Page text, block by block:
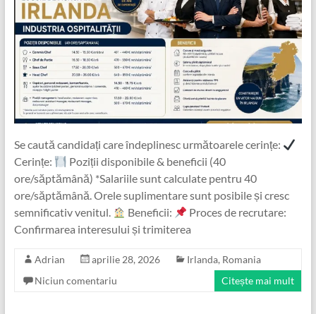
Se caută candidați care îndeplinesc următoarele cerințe:
Cerințe:
Poziții disponibile & beneficii (40
ore/săptămână) *Salariile sunt calculate pentru 40
ore/săptămână. Orele suplimentare sunt posibile și cresc
semnificativ venitul.
Beneficii:
Proces de recrutare:
Confirmarea interesului și trimiterea
Adrian aprilie 28, 2026 Irlanda, Romania
Niciun comentariu
Citește mai mult